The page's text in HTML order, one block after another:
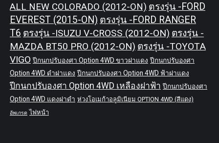
ALL NEW COLORADO (2012-ON) ตรงรุ่น -FORD
EVEREST (2015-ON) ตรงรุ่น -FORD RANGER
T6 ตรงรุ่น -ISUZU V-CROSS (2012-ON) ตรงรุ่น -
MAZDA BT50 PRO (2012-ON) ตรงรุ่น -TOYOTA
VIGO ปีกนกปรับองศา Option 4WD ขาวฝาแดง ปีกนกปรับองศา
Option 4WD ดำฝาแดง ปีกนกปรับองศา Option 4WD ฟ้าฝาแดง
ปีกนกปรับองศา Option 4WD เหลืองฝาฟ้า ปีกนกปรับองศา
Option 4WD แดงฝาดำ ห่วงโอเมก้าอลูมิเนียม OPTION 4WD (สีแดง)
อัพเกรด ไฟหน้า